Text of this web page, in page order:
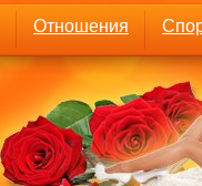
Отношения